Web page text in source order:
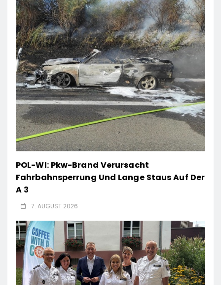
POL-WI: Pkw-Brand Verursacht
Fahrbahnsperrung Und Lange Staus Auf Der
A 3
7. AUGUST 2026